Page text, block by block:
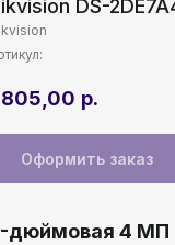
DS-
р.
Оформить заказ
дюймовая 4 МП